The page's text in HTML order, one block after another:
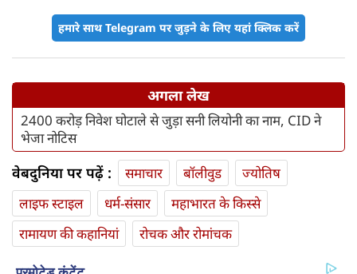
हमारे साथ Telegram पर जुड़ने के लिए यहां क्लिक करें
अगला लेख
2400 करोड़ निवेश घोटाले से जुड़ा सनी लियोनी का नाम, CID ने
भेजा नोटिस
वेबदुनिया पर पढ़ें : समाचार बॉलीवुड
ज्योतिष
लाइफ स्‍टाइल
धर्म-संसार
महाभारत के किस्से
रामायण की कहानियां
रोचक और रोमांचक